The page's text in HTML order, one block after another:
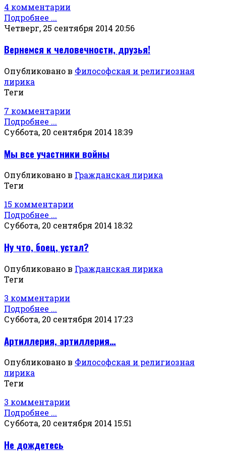
4 комментарии
Подробнее ...
Четверг, 25 сентября 2014 20:56
Вернемся к человечности, друзья!
Опубликовано в Философская и религиозная
лирика
Теги
7 комментарии
Подробнее ...
Суббота, 20 сентября 2014 18:39
Мы все участники войны
Опубликовано в Гражданская лирика
Теги
15 комментарии
Подробнее ...
Суббота, 20 сентября 2014 18:32
Ну что, боец, устал?
Опубликовано в Гражданская лирика
Теги
3 комментарии
Подробнее ...
Суббота, 20 сентября 2014 17:23
Артиллерия, артиллерия…
Опубликовано в Философская и религиозная
лирика
Теги
3 комментарии
Подробнее ...
Суббота, 20 сентября 2014 15:51
Не дождетесь